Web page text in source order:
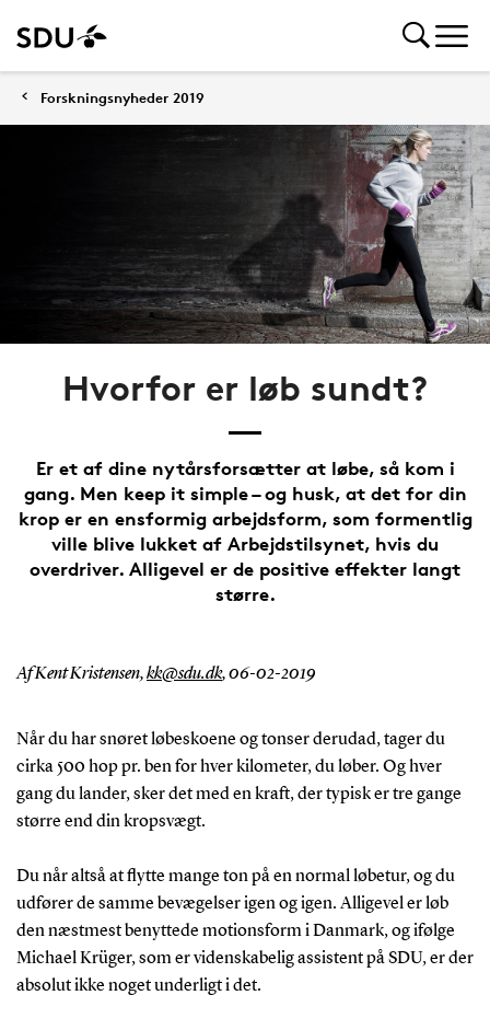
Forskningsnyheder 2019
Hvorfor er løb sundt?
Er et af dine nytårsforsætter at løbe, så kom i
gang. Men keep it simple – og husk, at det for din
krop er en ensformig arbejdsform, som formentlig
ville blive lukket af Arbejdstilsynet, hvis du
overdriver. Alligevel er de positive effekter langt
større.
Af Kent Kristensen,kk@sdu.dk,06-02-2019
Når du har snøret løbeskoene og tonser derudad, tager du
cirka 500 hop pr. ben for hver kilometer, du løber. Og hver
gang du lander, sker det med en kraft, der typisk er tre gange
større end din kropsvægt.
Du når altså at flytte mange ton på en normal løbetur, og du
udfører de samme bevægelser igen og igen. Alligevel er løb
den næstmest benyttede motionsform i Danmark, og ifølge
Michael Krüger, som er videnskabelig assistent på SDU, er der
absolut ikke noget underligt i det.